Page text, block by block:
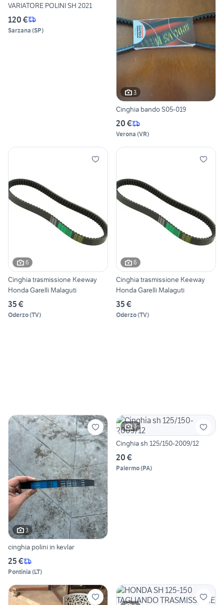
VARIATORE POLINI SH 2021
120 €
Sarzana (SP)
3
Cinghia bando S05-019
20 €
Verona (VR)
6
Cinghia trasmissione Keeway
Honda Garelli Malaguti
35 €
Oderzo(TV)
6
Cinghia trasmissione Keeway
Honda Garelli Malaguti
35 €
Oderzo(TV)
3
cinghia polini in kevlar
25 €
Pontinia (LT)
3
Cinghia sh 125/150-2009/12
20 €
Palermo(PA)